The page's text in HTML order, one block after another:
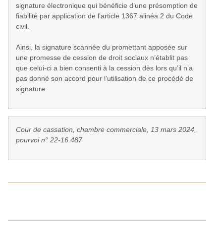
signature électronique qui bénéficie d’une présomption de
fiabilité par application de l’article 1367 alinéa 2 du Code
civil.
Ainsi, la signature scannée du promettant apposée sur
une promesse de cession de droit sociaux n’établit pas
que celui-ci a bien consenti à la cession dès lors qu’il n’a
pas donné son accord pour l’utilisation de ce procédé de
signature.
Cour de cassation, chambre commerciale, 13 mars 2024,
pourvoi n° 22-16.487